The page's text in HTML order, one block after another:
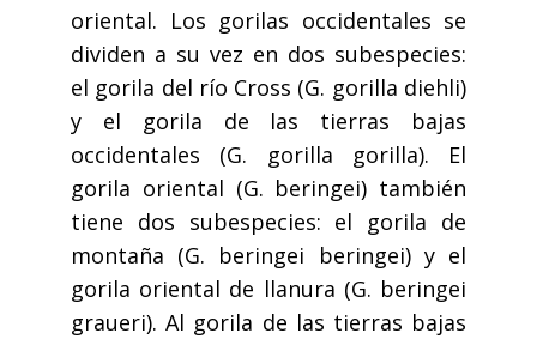
oriental. Los gorilas occidentales se
dividen a su vez en dos subespecies:
el gorila del río Cross (G. gorilla diehli)
y el gorila de las tierras bajas
occidentales (G. gorilla gorilla). El
gorila oriental (G. beringei) también
tiene dos subespecies: el gorila de
montaña (G. beringei beringei) y el
gorila oriental de llanura (G. beringei
graueri). Al gorila de las tierras bajas